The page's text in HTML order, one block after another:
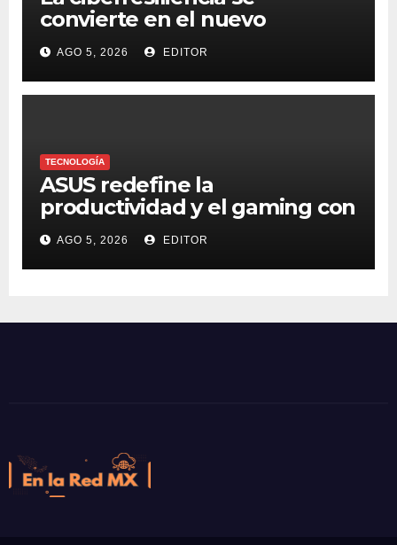
convierte en el nuevo
estándar para proteger a las
organizaciones frente al
ransomware
AGO 5, 2026 EDITOR
TECNOLOGÍA
ASUS redefine la
productividad y el gaming con
la experiencia Duo
AGO 5, 2026 EDITOR